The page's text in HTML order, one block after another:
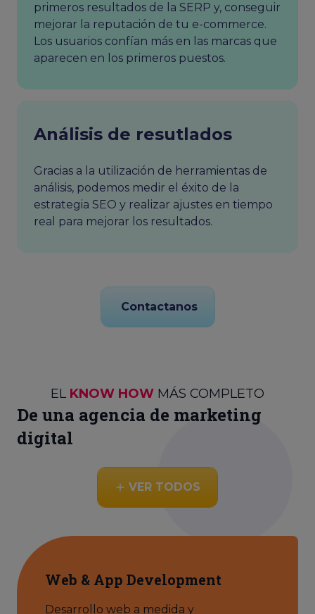
primeros resultados de la SERP y, conseguir
mejorar la reputación de tu e-commerce.
Los usuarios confían más en las marcas que
aparecen en los primeros puestos.
Análisis de resutlados
Gracias a la utilización de herramientas de
análisis, podemos medir el éxito de la
estrategia SEO y realizar ajustes en tiempo
real para mejorar los resultados.
Contactanos
EL KNOW HOW MÁS COMPLETO
De una agencia de marketing
digital
VER TODOS
Web & App Development
Desarrollo web a medida y